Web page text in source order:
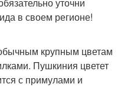
в своем регионе!
крупным цветам
Пушкиния цветет
с примулами и